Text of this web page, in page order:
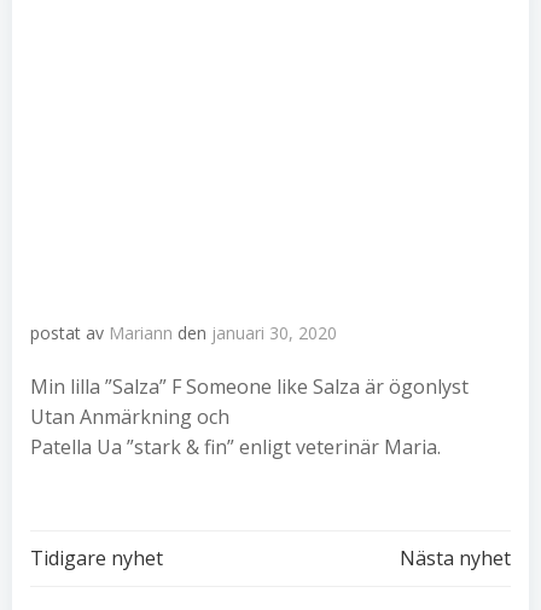
postat av Mariann den januari 30, 2020
Min lilla ”Salza” F Someone like Salza är ögonlyst
Utan Anmärkning och
Patella Ua ”stark & fin” enligt veterinär Maria.
Inläggsnavigering
Tidigare nyhet Nästa nyhet